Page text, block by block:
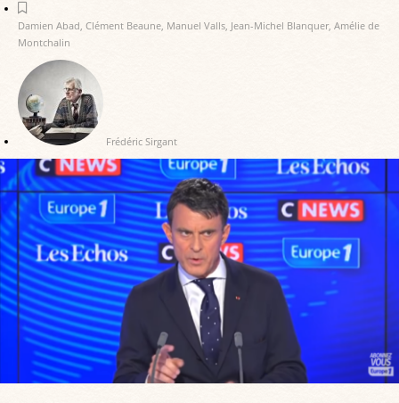
Damien Abad, Clément Beaune, Manuel Valls, Jean-Michel Blanquer, Amélie de
Montchalin
Frédéric Sirgant